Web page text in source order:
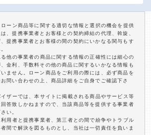
ーン商品等に関する適切な情報と選択の機会を提供
、提携事業者とお客様との契約締結の代理、斡旋、
提携事業者とお客様の間の契約にいかなる関与もす
他の事業者の商品に関する情報の正確性には細心の
金利、手数料その他の商品に関するいかなる情報も
ません。ローン商品をご利用の際には、必ず商品を
問い合わせの上、商品詳細をご自身でご確認下さ
ザーでは、本サイトに掲載される商品やサービス等
答致しかねますので、当該商品等を提供する事業者
い。
用者と提携事業者、第三者との間で紛争やトラブル
間で解決を図るものとし、当社は一切責任を負いま